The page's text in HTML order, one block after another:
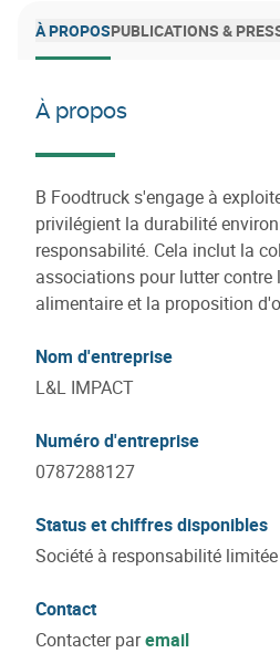
À PROPOSPUBLICATIONS &
À propos
B Foodtruck s'engage à
privilégient la durabilité
responsabilité. Cela inclut la
associations pour lutter contre
alimentaire et la proposition
Nom d'entreprise
L&L IMPACT
Numéro d'entreprise
0787288127
Status et chiffres disponibles
Société à responsabilité limitée
Contact
Contacter paremail